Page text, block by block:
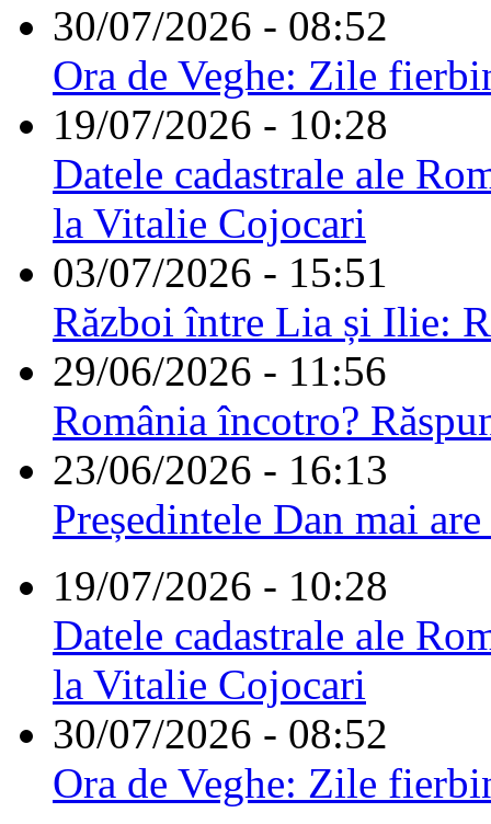
30/07/2026 - 08:52
Ora de Veghe: Zile
19/07/2026 - 10:28
Datele cadastrale ale
la Vitalie Cojocari
03/07/2026 - 15:51
Război între Lia și Ilie:
29/06/2026 - 11:56
România încotro?
23/06/2026 - 16:13
Președintele Dan mai
19/07/2026 - 10:28
Datele cadastrale ale
la Vitalie Cojocari
30/07/2026 - 08:52
Ora de Veghe: Zile